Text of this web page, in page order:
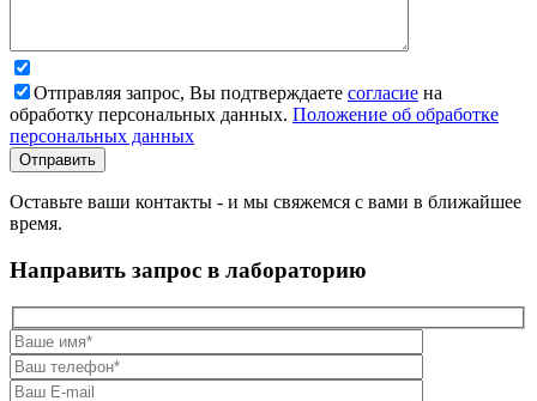
Отправляя запрос, Вы подтверждаете согласие на
обработку персональных данных. Положение об обработке
персональных данных
Оставьте ваши контакты - и мы свяжемся с вами в ближайшее
время.
Направить запрос в лабораторию